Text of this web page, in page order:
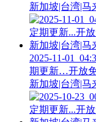
新加坡|台湾|
2025-11-
期更新…开放
新加坡|台湾|